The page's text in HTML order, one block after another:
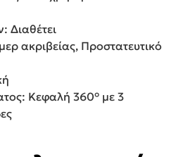
Διαθέτει
ακριβείας, Προστατευτικό
Κεφαλή 360° με 3